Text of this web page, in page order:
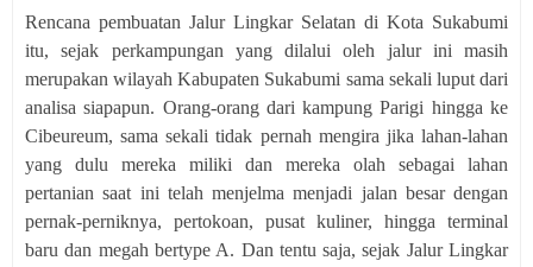
Rencana pembuatan Jalur Lingkar Selatan di Kota Sukabumi
itu, sejak perkampungan yang dilalui oleh jalur ini masih
merupakan wilayah Kabupaten Sukabumi sama sekali luput dari
analisa siapapun. Orang-orang dari kampung Parigi hingga ke
Cibeureum, sama sekali tidak pernah mengira jika lahan-lahan
yang dulu mereka miliki dan mereka olah sebagai lahan
pertanian saat ini telah menjelma menjadi jalan besar dengan
pernak-perniknya, pertokoan, pusat kuliner, hingga terminal
baru dan megah bertype A. Dan tentu saja, sejak Jalur Lingkar